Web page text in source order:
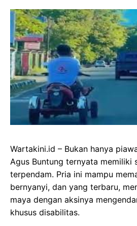
Wartakini.id – Bukan hanya
Agus Buntung ternyata memiliki
terpendam. Pria ini mampu
bernyanyi, dan yang terbaru,
maya dengan aksinya
khusus disabilitas.